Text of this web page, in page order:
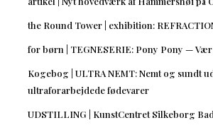
the Round Tower | exhibition:
for børn | TEGNESERIE: Pony Pony —
Kogebog | ULTRA NEMT: Nemt og sundt
ultraforarbejdede fødevarer
UDSTILLING | KunstCentret Silkeborg